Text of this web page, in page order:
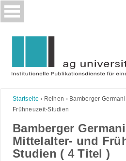
Skip
to
Startseite › Reihen › Bamberger
Frühneuzeit-Studien
Bamberger
Mittelalter- und
Studien ( 4 Titel )